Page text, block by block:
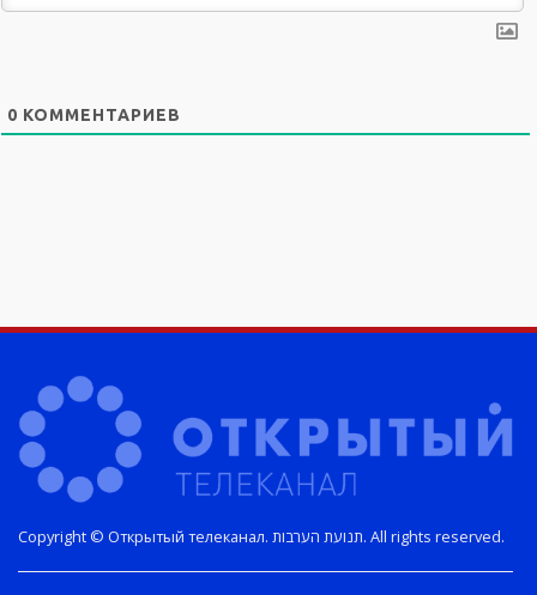
0 КОММЕНТАРИЕВ
Copyright © Открытый телеканал. תנועת הערבות. All rights reserved.